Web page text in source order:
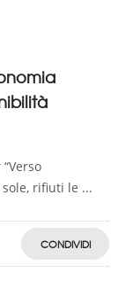
rifiuti le ...
CONDIVIDI